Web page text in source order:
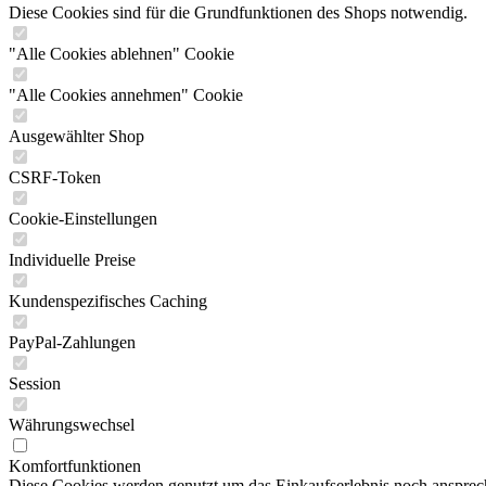
Diese Cookies sind für die Grundfunktionen des Shops notwendig.
"Alle Cookies ablehnen" Cookie
"Alle Cookies annehmen" Cookie
Ausgewählter Shop
CSRF-Token
Cookie-Einstellungen
Individuelle Preise
Kundenspezifisches Caching
PayPal-Zahlungen
Session
Währungswechsel
Komfortfunktionen